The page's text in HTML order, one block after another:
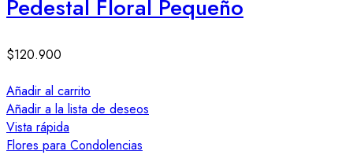
Pedestal Floral Pequeño
$120.900
Añadir al carrito
Añadir a la lista de deseos
Vista rápida
Flores para Condolencias